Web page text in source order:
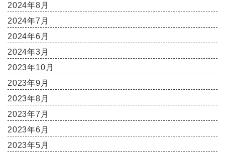
2024年8月
2024年7月
2024年6月
2024年3月
2023年10月
2023年9月
2023年8月
2023年7月
2023年6月
2023年5月